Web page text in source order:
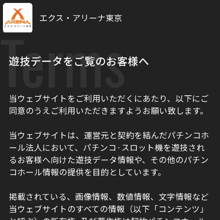
エクス・アリーナ東京
Terms
遊技データをご覧のお客様へ
当ウェブサイトをご利用いただくにあたり、以下にご
同意のうえご利用いただきますようお願い致します。
当ウェブサイトは、運営元と契約を結んだパチンコホ
ール法人において、パチンコ·スロット機を遊技され
るお客様へ向けた遊技データ情報や、その他のパチン
コホール情報の提供を目的としています。
掲載されている、画像情報、数値情報、文字情報など
当ウェブサイトのすべての情報（以下「コンテンツ」